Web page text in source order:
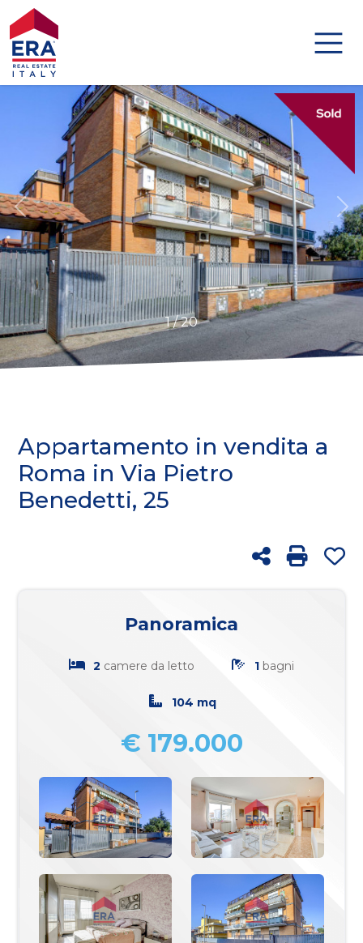
1 / 20
Appartamento in vendita a
Roma in Via Pietro
Benedetti, 25
Stampa:
Condividi
Panoramica
2 camere da letto 1 bagni
104 mq
€ 179.000
HOME
IMMOBILI
DISTINCTIVE
AGENZIE
AGENTI
ABOUT US
GLOBAL
RICERCA
Codice
Contratto
Qualsiasi
Vendita
Affitto
Scegli
dove
cercare
Comune
Qualsiasi
Industriali
Terreni
Prezzo